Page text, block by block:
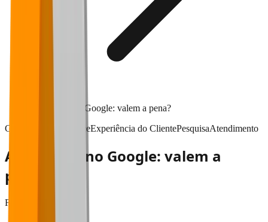
Avaliações no Google: valem a pena?
Gestão & performanceExperiência do ClientePesquisaAtendimento
Avaliações no Google: valem a
pena?
Falaê